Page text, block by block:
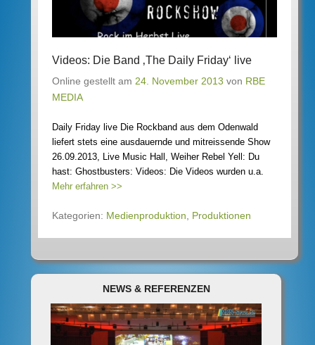
Videos: Die Band ‚The Daily Friday‘ live
Online gestellt am 24. November 2013 von RBE
MEDIA
Daily Friday live Die Rockband aus dem Odenwald
liefert stets eine ausdauernde und mitreissende Show
26.09.2013, Live Music Hall, Weiher Rebel Yell: Du
hast: Ghostbusters: Videos: Die Videos wurden u.a.
Mehr erfahren >>
Kategorien: Medienproduktion Produktionen
NEWS & REFERENZEN